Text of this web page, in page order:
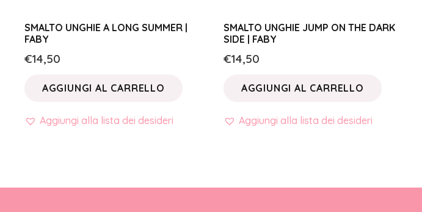
SMALTO UNGHIE A LONG SUMMER |
FABY
€14,50
AGGIUNGI AL CARRELLO
Aggiungi alla lista dei desideri
SMALTO UNGHIE JUMP ON THE DARK
SIDE | FABY
€14,50
AGGIUNGI AL CARRELLO
Aggiungi alla lista dei desideri